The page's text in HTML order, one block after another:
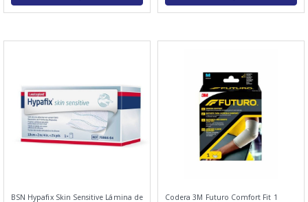
BSN Hypafix Skin Sensitive Lámina de Codera 3M Futuro Comfort Fit 1